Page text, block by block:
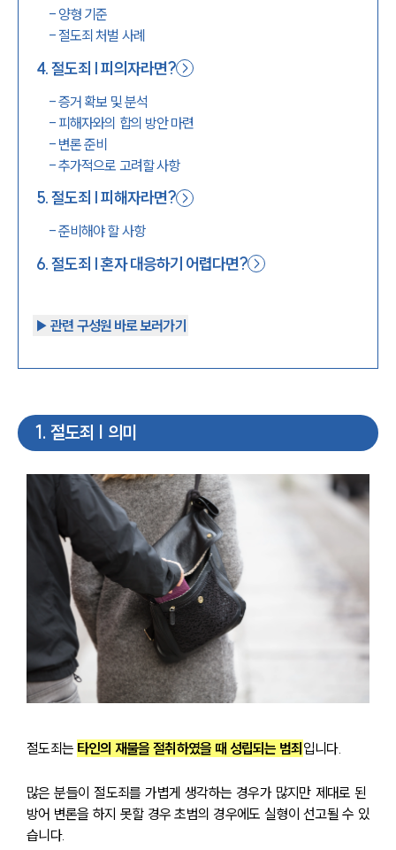
- 양형 기준
- 절도죄 처벌 사례
4.절도죄 | 피의자라면?
-증거 확보 및 분석
- 피해자와의 합의 방안 마련
- 변론 준비
-추가적으로 고려할 사항
5.절도죄 | 피해자라면?
-준비해야 할 사항
6.절도죄 | 혼자 대응하기 어렵다면?
▶︎ 관련 구성원 바로 보러가기
1 . 절도죄 | 의미
절도죄는 타인의 재물을 절취하였을 때 성립되는 범죄 입니다.
많은 분들이 절도죄를 가볍게 생각하는 경우가 많지만 제대로 된
방어 변론을 하지 못할 경우 초범의 경우에도 실형이 선고될 수 있
습니다.